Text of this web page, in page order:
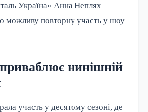
Україна» Анна Неплях
можливу повторну участь у шоу
нинішній
участь у десятому сезоні, де